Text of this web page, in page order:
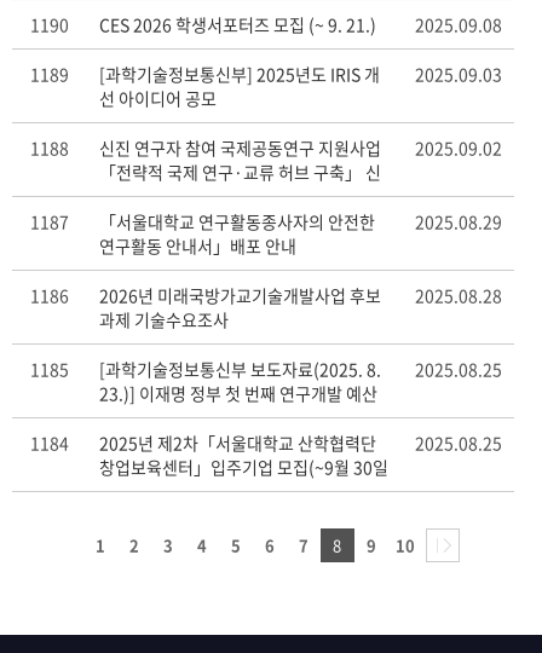
1190 CES 2026 학생서포터즈 모집 (~ 9. 21.) 2025.09.08
1189
[과학기술정보통신부] 2025년도 IRIS 개
선 아이디어 공모
2025.09.03
1188
신진 연구자 참여 국제공동연구 지원사업
「전략적 국제 연구·교류 허브 구축」 신
청 안내 2025 Call for Proposals:
Strategic Hub for International
Research Collaboration
2025.09.02
1187
「서울대학교 연구활동종사자의 안전한
연구활동 안내서」배포 안내
2025.08.29
1186
2026년 미래국방가교기술개발사업 후보
과제 기술수요조사
2025.08.28
1185
[과학기술정보통신부 보도자료(2025. 8.
23.)] 이재명 정부 첫 번째 연구개발 예산
안 발표, 역대 최대 규모인 35.3조 원 파격
투자
2025.08.25
1184
2025년 제2차「서울대학교 산학협력단
창업보육센터」입주기업 모집(~9월 30일
화 12시)
2025.08.25
1 2 3 4 5 6 7 8 9 10